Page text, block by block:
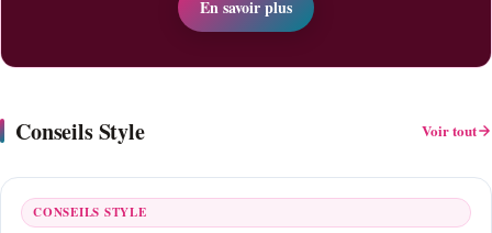
En savoir plus
Conseils Style Voir tout
CONSEILS STYLE